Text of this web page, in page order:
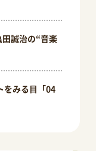
誠治の“音楽
をみる⽬「04